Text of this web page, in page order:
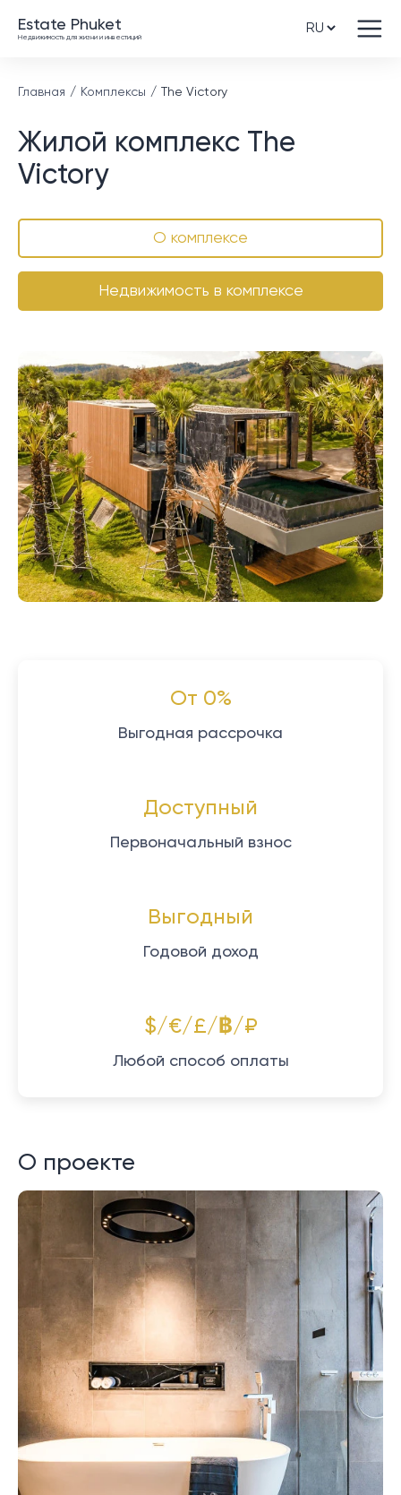
Estate Phuket
Недвижимость для жизни и инвестиций
Главная Комплексы The Victory
Жилой комплекс The
Victory
О комплексе
Недвижимость в комплексе
От 0%
Выгодная рассрочка
Доступный
Первоначальный взнос
Выгодный
Годовой доход
$/€/£/฿/₽
Любой способ оплаты
О проекте